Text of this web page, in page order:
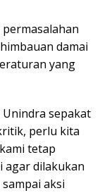
damai
yang
sepakat
perlu kita
tetap
agar dilakukan
aksi